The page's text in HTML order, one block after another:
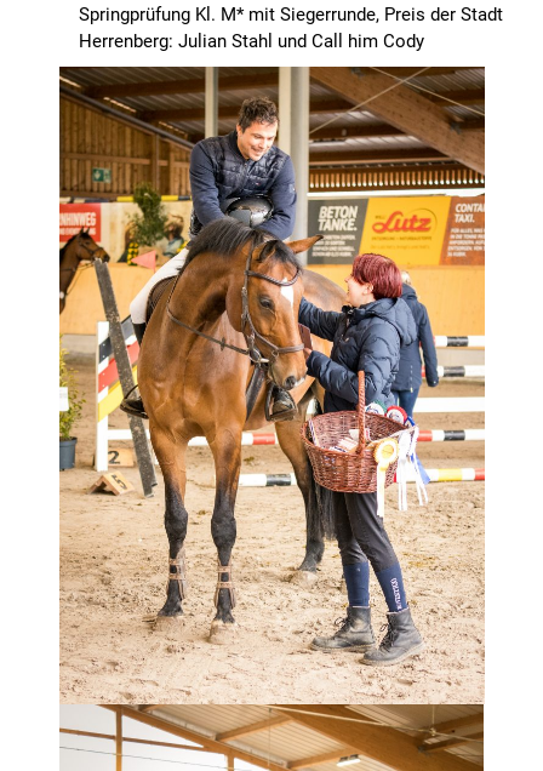
Springprüfung Kl. M* mit Siegerrunde, Preis der Stadt
Herrenberg: Julian Stahl und Call him Cody